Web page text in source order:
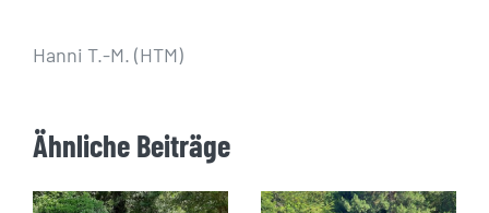
Hanni T.-M. (HTM)
Ähnliche Beiträge